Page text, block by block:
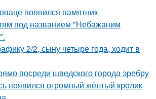
появился памятник
под названием "Небажаним
2/2, сыну четыре года, ходит в
посреди шведского города эребру
появился огромный жёлтый кролик